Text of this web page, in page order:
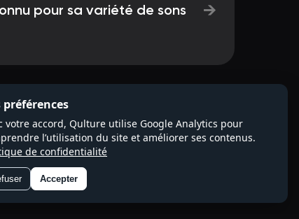
pour sa variété de sons
→
préférences
votre accord, Qulture utilise Google Analytics pour
l’utilisation du site et améliorer ses contenus.
de confidentialité
Accepter